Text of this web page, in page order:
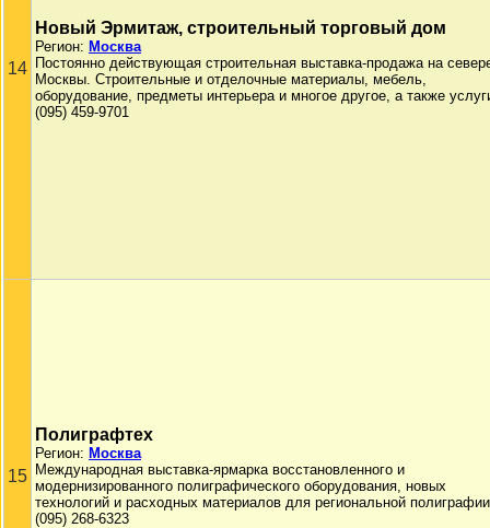
14
Новый Эрмитаж, строительный торговый дом
Регион: Москва
Постоянно действующая строительная выставка-продажа на
Москвы. Строительные и отделочные материалы, мебель,
оборудование, предметы интерьера и многое другое, а также
(095) 459-9701
15
Полиграфтех
Регион: Москва
Международная выставка-ярмарка восстановленного и
модернизированного полиграфического оборудования, новых
технологий и расходных материалов для региональной
(095) 268-6323